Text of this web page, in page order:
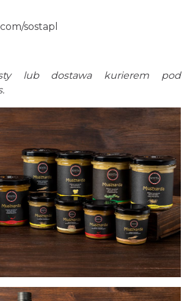
sostapl
lub dostawa kurierem pod